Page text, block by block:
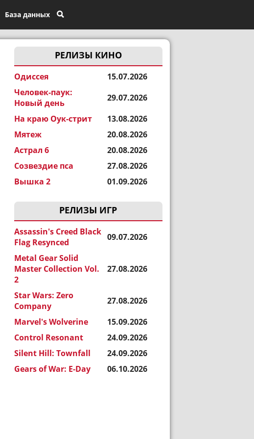
База данных
РЕЛИЗЫ КИНО
Одиссея
15.07.2026
Человек-паук:
Новый день
29.07.2026
На краю Оук-стрит
13.08.2026
Мятеж
20.08.2026
Астрал 6
20.08.2026
Созвездие пса
27.08.2026
Вышка 2
01.09.2026
РЕЛИЗЫ ИГР
Assassin's Creed Black
Flag Resynced
09.07.2026
Metal Gear Solid
Master Collection Vol.
2
27.08.2026
Star Wars: Zero
Company
27.08.2026
Marvel's Wolverine
15.09.2026
Control Resonant
24.09.2026
Silent Hill: Townfall
24.09.2026
Gears of War: E-Day
06.10.2026